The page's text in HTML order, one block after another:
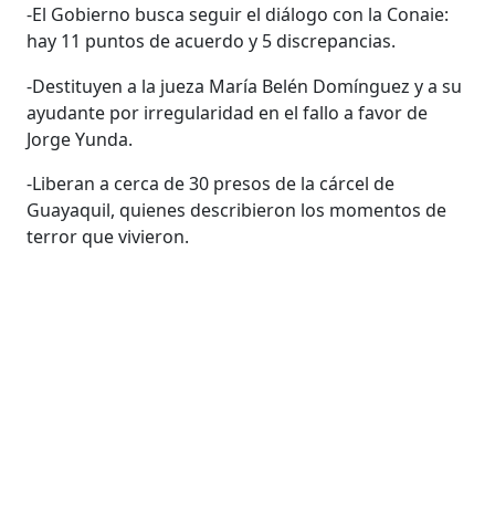
-El Gobierno busca seguir el diálogo con la Conaie:
hay 11 puntos de acuerdo y 5 discrepancias.
-Destituyen a la jueza María Belén Domínguez y a su
ayudante por irregularidad en el fallo a favor de
Jorge Yunda.
-Liberan a cerca de 30 presos de la cárcel de
Guayaquil, quienes describieron los momentos de
terror que vivieron.